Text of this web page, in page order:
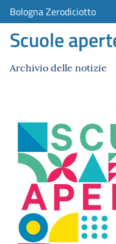
Bologna Zerodiciotto
Scuole
Archivio delle notizie